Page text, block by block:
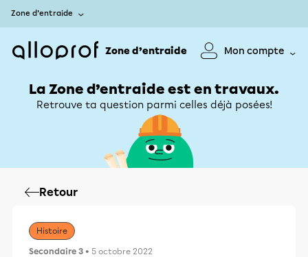
Zone d’entraide
Zone d’entraide Mon compte
La Zone d’entraide est en travaux.
Retrouve ta question parmi celles déjà posées!
Retour
Histoire
Secondaire 3 • 5 octobre 2022